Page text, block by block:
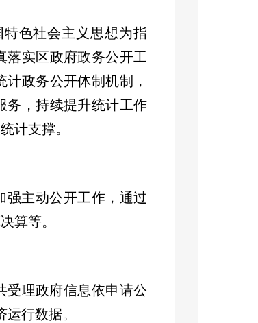
色社会主义思想为指
落实区政府政务公开工
政务公开体制机制，
务，持续提升统计工作
计支撑。
主动公开工作， 通过
算等。
受理政府信息依申请公
运行数据。